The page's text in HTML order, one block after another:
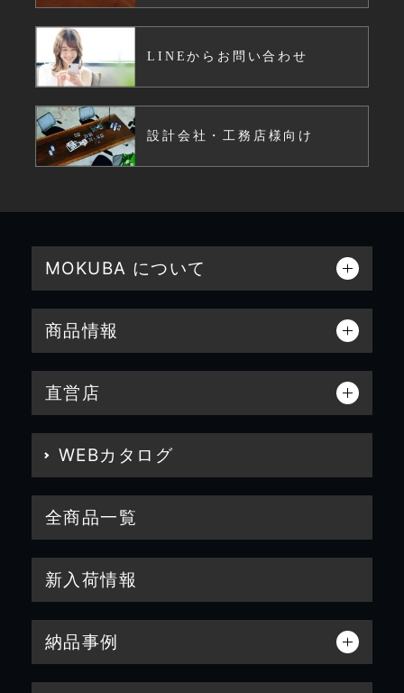
LINEからお問い合わせ
設計会社・工務店様向け
MOKUBA について
商品情報
直営店
WEBカタログ
全商品一覧
新入荷情報
納品事例